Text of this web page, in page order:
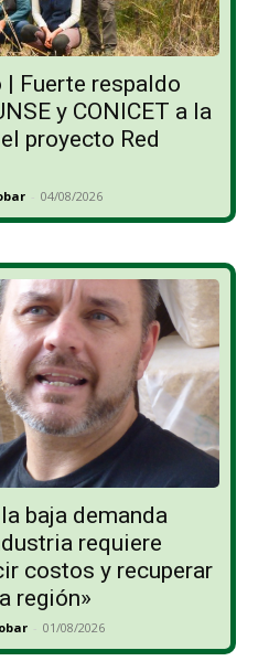
Fuerte respaldo
y CONICET a la
proyecto Red
- 04/08/2026
baja demanda
requiere
costos y recuperar
región»
- 01/08/2026